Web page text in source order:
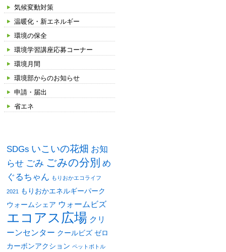
気候変動対策
温暖化・新エネルギー
環境の保全
環境学習講座応募コーナー
環境月間
環境部からのお知らせ
申請・届出
省エネ
SDGs いこいの花畑 お知
らせ ごみ ごみの分別 め
ぐるちゃん もりおかエコライフ
2021
もりおかエネルギーパーク
ウォームシェア ウォームビズ
エコアス広場 クリ
ーンセンター クールビズ ゼロ
カーボンアクション ペットボトル